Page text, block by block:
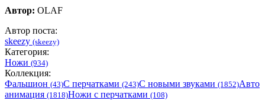
Автор: OLAF
Автор поста:
skeezy (skeezy)
Категория:
Ножи (934)
Коллекция:
Фальшион (43)С перчатками (243)С новыми звуками (1852)Авто
анимация (1818)Ножи с перчатками (108)